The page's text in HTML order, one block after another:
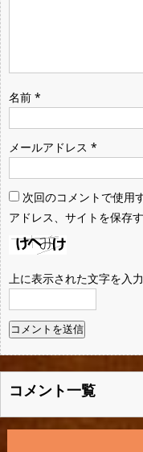
名前 *
メールアドレス *
次回のコメントで使用
アドレス、サイトを保存す
上に表示された文字を入
コメント一覧